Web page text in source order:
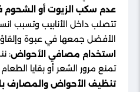
عدم سكب الزيوت أو الشحوم
تتصلب داخل الأنابيب وتسبب
الأفضل جمعها في عبوة
استخدام مصافي الأحواض:
تمنع مرور الشعر أو بقايا
تنظيف الأحواض والمصارف